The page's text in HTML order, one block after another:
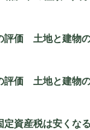
評価 土地と建物
評価 土地と建物
定資産税は安くな